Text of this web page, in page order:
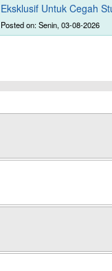
Eksklusif Untuk Cegah
Posted on: Senin, 03-08-2026